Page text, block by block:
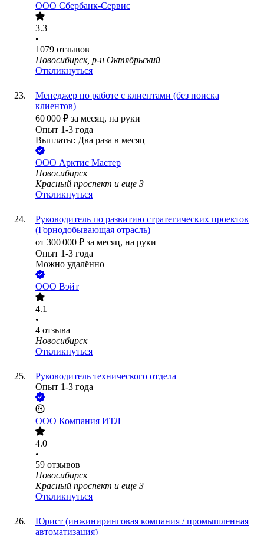
ООО Сбербанк-Сервис
3.3
•
1079 отзывов
Новосибирск, р-н Октябрьский
Откликнуться
Менеджер по работе с клиентами (без поиска
клиентов)
60 000 ₽ за месяц, на руки
Опыт 1-3 года
Выплаты: Два раза в месяц
ООО Арктис Мастер
Новосибирск
Красный проспект и еще 3
Откликнуться
Руководитель по развитию стратегических проектов
(Горнодобывающая отрасль)
от 300 000 ₽ за месяц, на руки
Опыт 1-3 года
Можно удалённо
ООО Вэйт
4.1
•
4 отзыва
Новосибирск
Откликнуться
Руководитель технического отдела
Опыт 1-3 года
ООО Компания ИТЛ
4.0
•
59 отзывов
Новосибирск
Красный проспект и еще 3
Откликнуться
Юрист (инжиниринговая компания / промышленная
автоматизация)